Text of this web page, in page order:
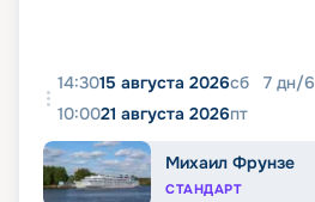
14:3015 августа 2026сб 7 дн/6
10:0021 августа 2026пт
Михаил Фрунзе
СТАНДАРТ